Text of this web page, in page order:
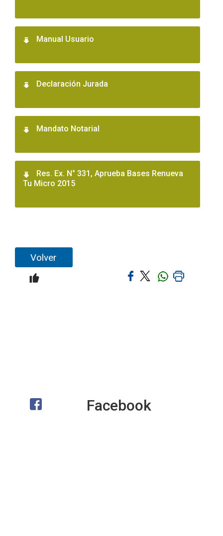
Manual Usuario
Declaración Jurada
Mandato Notarial
Res. Ex. N° 331, Aprueba Bases Renueva
Tu Micro 2015
Volver
Facebook